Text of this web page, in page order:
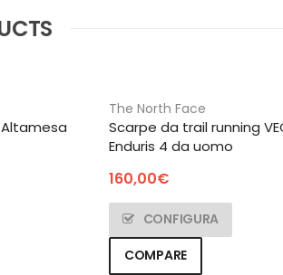
The North Face
Scarpe da trail running
Enduris 4 da uomo
160,00€
CONFIGURA
COMPARE